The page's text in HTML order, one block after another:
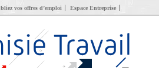
vos offres d’emploi Espace Entreprise